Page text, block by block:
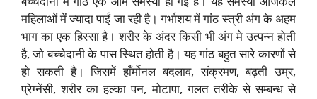
महिलाओं में ज्यादा पाईं जा रही है। गर्भाशय में गांठ स्त्री अंग के अहम
भाग का एक हिस्सा है। शरीर के अंदर किसी भी अंग मे उत्पन्न होती
है, जो बच्चेदानी के पास स्थित होती है। यह गांठ बहुत सारे कारणों से
हो सकती है। जिसमें हाँर्मोनल बदलाव, संक्रमण, बढ़ती उम्र,
प्रेग्नेंसी, शरीर का हल्का पन, मोटापा, गलत तरीके से सम्बन्ध से